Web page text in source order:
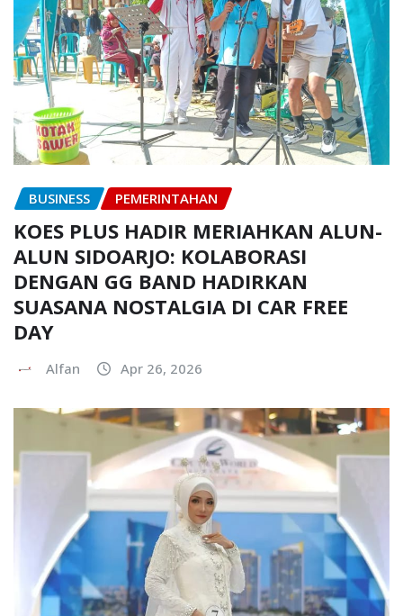
BUSINESS PEMERINTAHAN
KOES PLUS HADIR MERIAHKAN ALUN-
ALUN SIDOARJO: KOLABORASI
DENGAN GG BAND HADIRKAN
SUASANA NOSTALGIA DI CAR FREE
DAY
Alfan Apr 26, 2026